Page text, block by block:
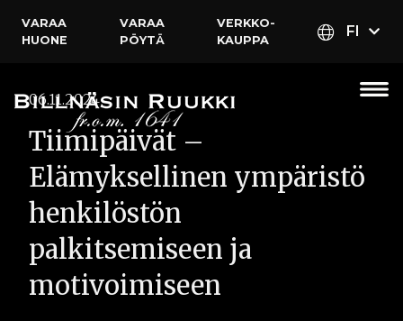
VARAA
HUONE
VARAA
PÖYTÄ
VERKKO­
KAUPPA
FI
06.11.2024
Tiimipäivät –
Elämyksellinen ympäristö
henkilöstön
palkitsemiseen ja
motivoimiseen